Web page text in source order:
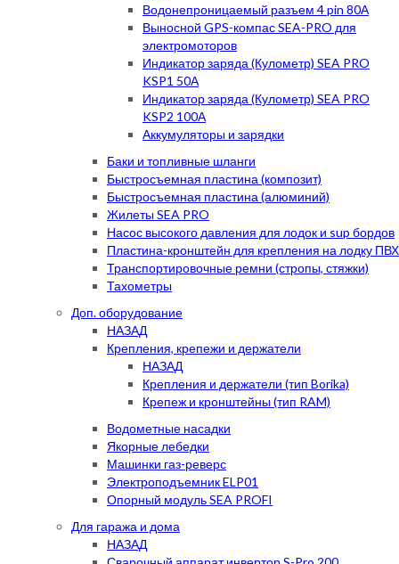
Водонепроницаемый разъем 4 pin 80А
Выносной GPS-компас SEA-PRO для
электромоторов
Индикатор заряда (Кулометр) SEA PRO
KSP1 50А
Индикатор заряда (Кулометр) SEA PRO
KSP2 100А
Аккумуляторы и зарядки
Баки и топливные шланги
Быстросъемная пластина (композит)
Быстросъемная пластина (алюминий)
Жилеты SEA PRO
Насос высокого давления для лодок и sup бордов
Пластина-кронштейн для крепления на лодку ПВХ
Транспортировочные ремни (стропы, стяжки)
Тахометры
Доп. оборудование
НАЗАД
Крепления, крепежи и держатели
НАЗАД
Крепления и держатели (тип Borika)
Крепеж и кронштейны (тип RAM)
Водометные насадки
Якорные лебедки
Машинки газ-реверс
Электроподъемник ELP01
Опорный модуль SEA PROFI
Для гаража и дома
НАЗАД